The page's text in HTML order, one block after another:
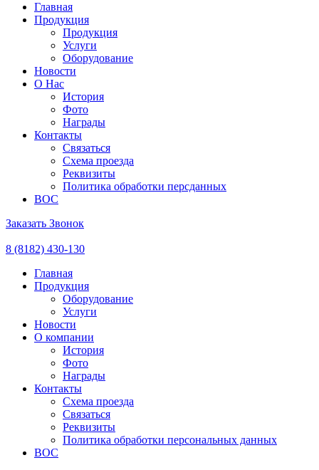
Главная
Продукция
Продукция
Услуги
Оборудование
Новости
О Нас
История
Фото
Награды
Контакты
Связаться
Схема проезда
Реквизиты
Политика обработки персданных
ВОС
Заказать Звонок
8 (8182) 430-130
Главная
Продукция
Оборудование
Услуги
Новости
О компании
История
Фото
Награды
Контакты
Схема проезда
Связаться
Реквизиты
Политика обработки персональных данных
ВОС